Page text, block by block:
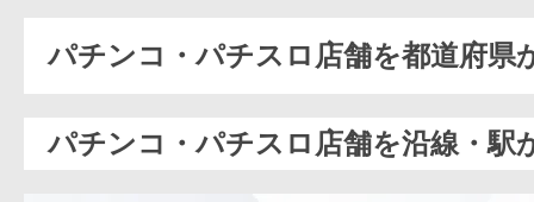
パチンコ・パチスロ店舗を都道府県
パチンコ・パチスロ店舗を沿線・駅